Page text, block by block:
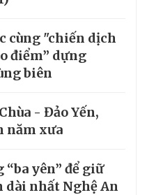
cùng "chiến dịch
điểm” dựng
biên
- Đảo Yến,
năm xưa
yên” để giữ
dài nhất Nghệ An